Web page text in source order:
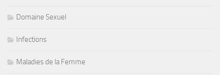
Domaine Sexuel
Infections
Maladies de la Femme